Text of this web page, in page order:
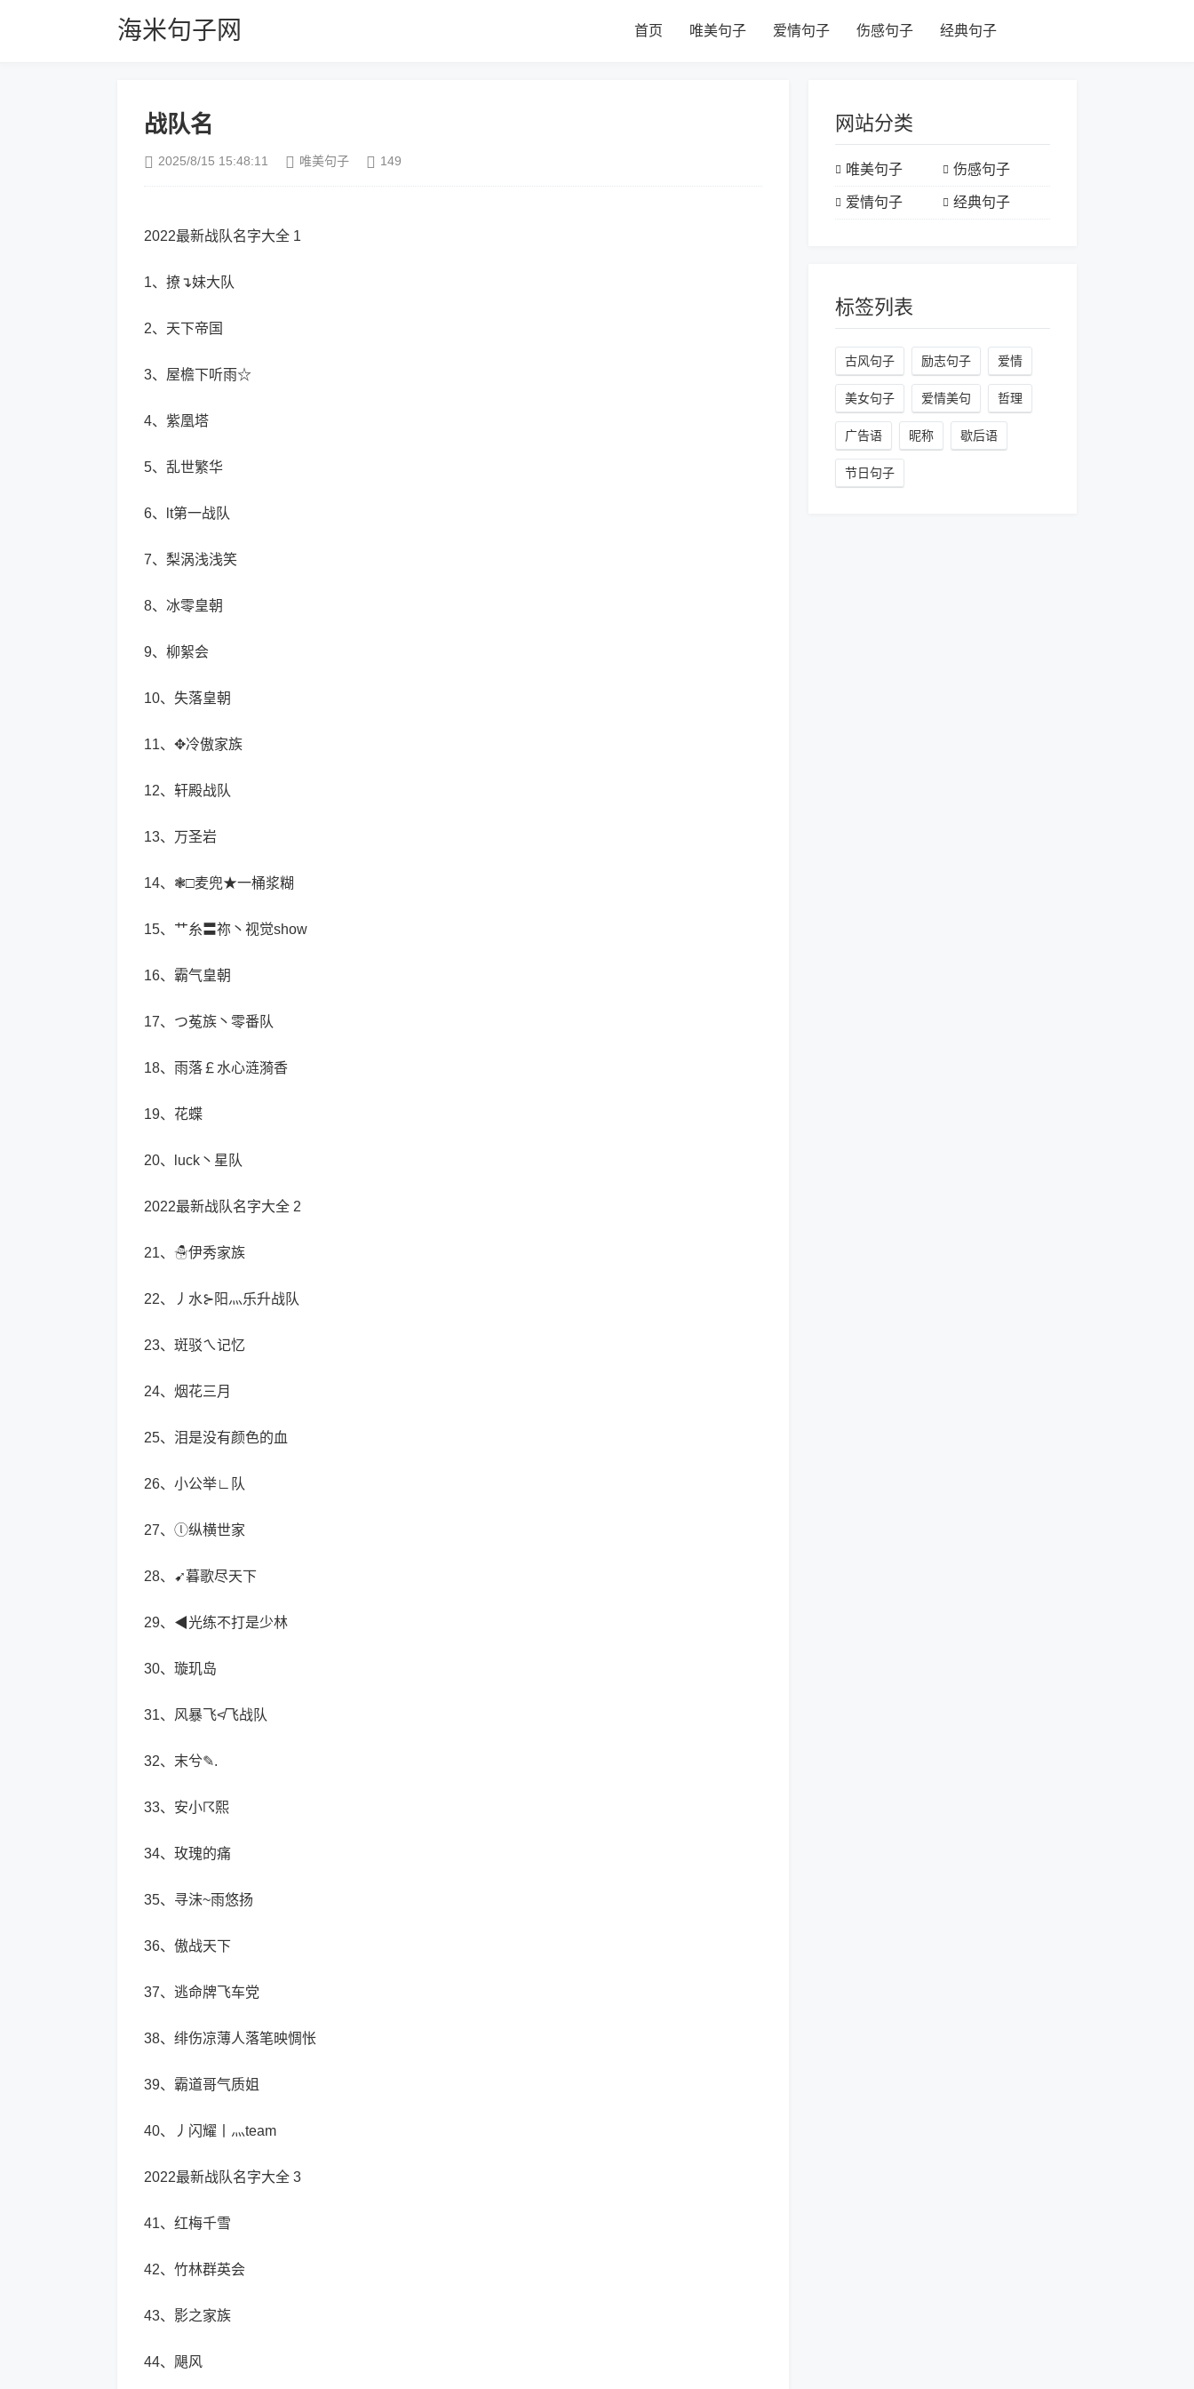
海米句子网 首页 唯美句子 爱情句子 伤感句子 经典句子
战队名
2025/8/15 15:48:11 唯美句子 149
2022最新战队名字大全 1
1、撩↴妹大队
2、天下帝国
3、屋檐下听雨☆
4、紫凰塔
5、乱世繁华
6、lt第一战队
7、梨涡浅浅笑
8、冰零皇朝
9、柳絮会
10、失落皇朝
11、✥冷傲家族
12、轩殿战队
13、万圣岩
14、❃□麦兜★一桶浆糊
15、艹糸〓祢丶视觉show
16、霸气皇朝
17、つ菟族丶零番队
18、雨落￡水心涟漪香
19、花蝶
20、luck丶星队
2022最新战队名字大全 2
21、☃伊秀家族
22、丿水⊱阳灬乐升战队
23、斑驳ㄟ记忆
24、烟花三月
25、泪是没有颜色的血
26、小公举∟队
27、ⓛ纵横世家
28、➹暮歌尽天下
29、◀光练不打是少林
30、璇玑岛
31、风暴飞≮飞战队
32、末兮✎.
33、安小☈熙
34、玫瑰的痛
35、寻沫~雨悠扬
36、傲战天下
37、逃命牌飞车党
38、绯伤凉薄人落笔映惆怅
39、霸道哥气质姐
40、丿闪耀丨灬team
2022最新战队名字大全 3
41、红梅千雪
42、竹林群英会
43、影之家族
44、飓风
网站分类
唯美句子 伤感句子
爱情句子 经典句子
标签列表
古风句子 励志句子 爱情
美女句子 爱情美句 哲理
广告语 昵称 歇后语
节日句子